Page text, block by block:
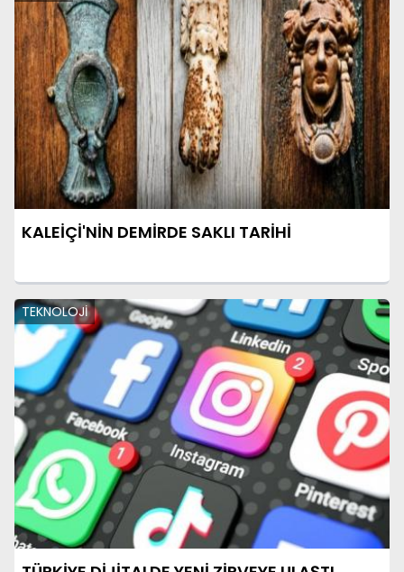
KALEİÇİ'NİN DEMİRDE SAKLI TARİHİ
TEKNOLOJİ